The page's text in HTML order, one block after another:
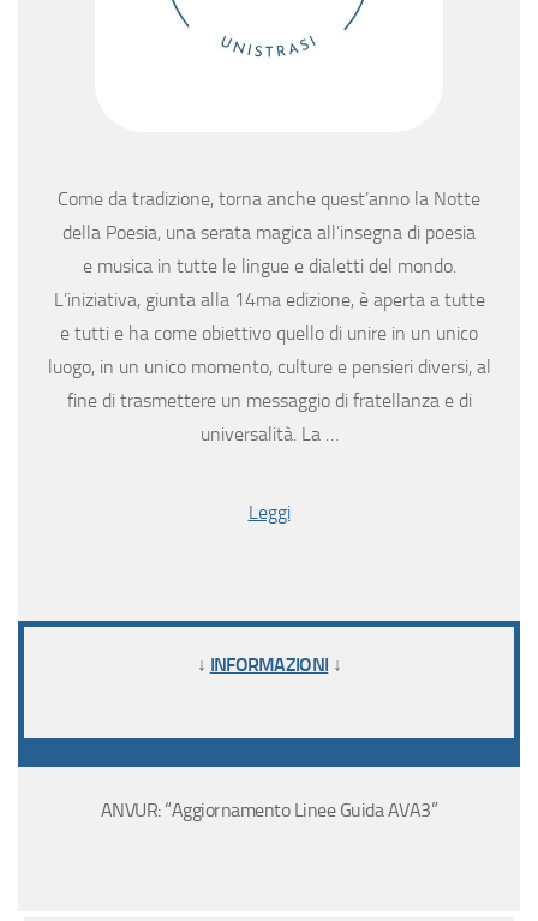
Come da tradizione, torna anche quest’anno la Notte
della Poesia, una serata magica all’insegna di poesia
e musica in tutte le lingue e dialetti del mondo.
L’iniziativa, giunta alla 14ma edizione, è aperta a tutte
e tutti e ha come obiettivo quello di unire in un unico
luogo, in un unico momento, culture e pensieri diversi, al
fine di trasmettere un messaggio di fratellanza e di
universalità. La …
Leggi
↓ INFORMAZIONI ↓
ANVUR: “Aggiornamento Linee Guida AVA3”